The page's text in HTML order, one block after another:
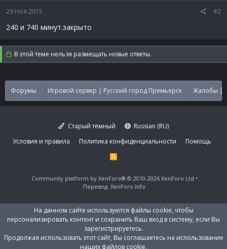
29 Ноя 2015 #2
240 и 740 минут.закрыто
В этой теме нельзя размещать новые ответы.
Форумы Игровой сервер | Русский город Премьерск Жалобы |
Старый тёмный
Russian (RU)
Условия и правила
Политика конфиденциальности Помощь
R
S
Community platform by XenForo® © 2010-2026 XenForo Ltd
Перевод: XenForo.Info
На данном сайте используются файлы cookie, чтобы
персонализировать контент и сохранить Ваш вход в систему, если Вы
зарегистрируетесь.
Продолжая использовать этот сайт, Вы соглашаетесь на использование
наших файлов cookie.